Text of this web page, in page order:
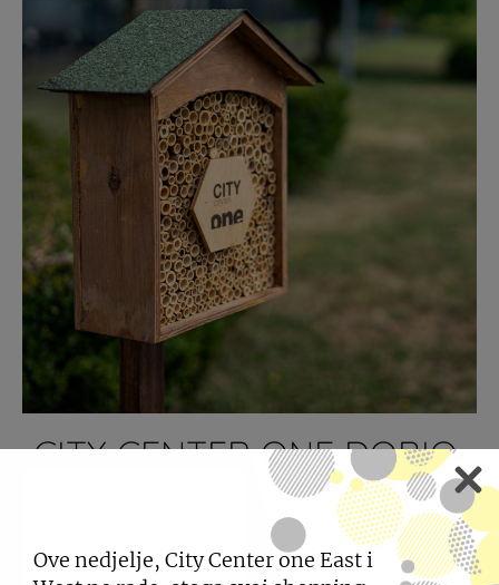
CITY CENTER ONE DOBIO
JE NOVE SUSJEDE
Ove nedjelje, City Center one East i